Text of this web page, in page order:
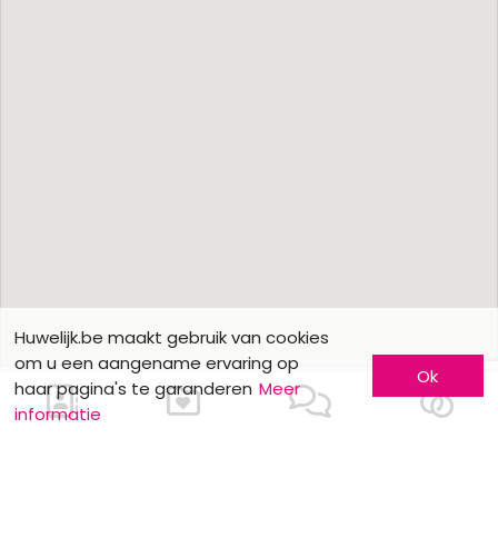
Ons contacteren
Huwelijk.be maakt gebruik van cookies
om u een aangename ervaring op
haar pagina's te garanderen Meer
informatie
Ok